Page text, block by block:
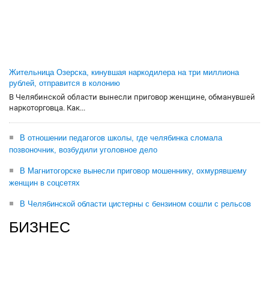
Жительница Озерска, кинувшая наркодилера на три миллиона
рублей, отправится в колонию
В Челябинской области вынесли приговор женщине, обманувшей
наркоторговца. Как...
В отношении педагогов школы, где челябинка сломала
позвоночник, возбудили уголовное дело
В Магнитогорске вынесли приговор мошеннику, охмурявшему
женщин в соцсетях
В Челябинской области цистерны с бензином сошли с рельсов
БИЗНЕС